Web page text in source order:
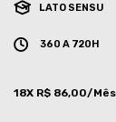
LATO SENSU
360 A 720H
18X R$ 86,00/Mês